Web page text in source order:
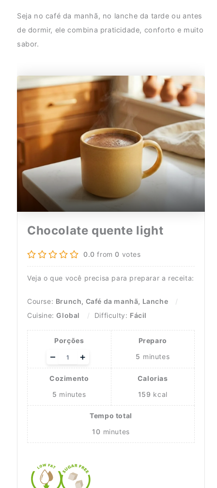
Seja no café da manhã, no lanche da tarde ou antes
de dormir, ele combina praticidade, conforto e muito
sabor.
Chocolate quente light
0.0 from 0 votes
Veja o que você precisa para preparar a receita:
Course: Brunch, Café da manhã, Lanche
Cuisine:Global Difficulty: Fácil
Porções
Adjust
servings
+
–
Preparo
5 minutes
Cozimento
5 minutes
Calorias
159 kcal
Tempo total
10 minutes